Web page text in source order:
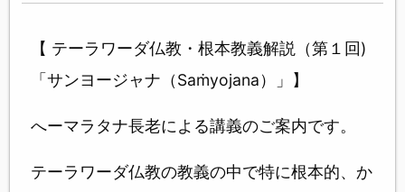
【 テーラワーダ仏教・根本教義解説（第１回)
「サンヨージャナ（Saṁyojana）」】
へーマラタナ長老による講義のご案内です。
テーラワーダ仏教の教義の中で特に根本的、か